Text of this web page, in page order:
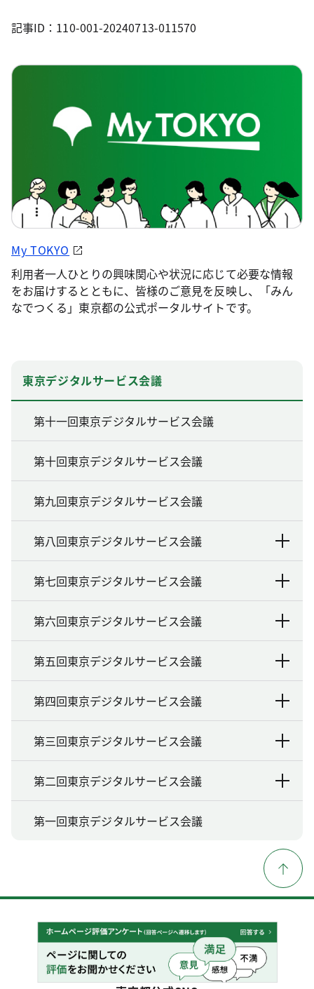
記事ID：110-001-20240713-011570
My TOKYO
利用者一人ひとりの興味関心や状況に応じて必要な情報
をお届けするとともに、皆様のご意見を反映し、「みん
なでつくる」東京都の公式ポータルサイトです。
東京デジタルサービス会議
第十一回東京デジタルサービス会議
第十回東京デジタルサービス会議
第九回東京デジタルサービス会議
第八回東京デジタルサービス会議
第七回東京デジタルサービス会議
第六回東京デジタルサービス会議
第五回東京デジタルサービス会議
第四回東京デジタルサービス会議
第三回東京デジタルサービス会議
第二回東京デジタルサービス会議
第一回東京デジタルサービス会議